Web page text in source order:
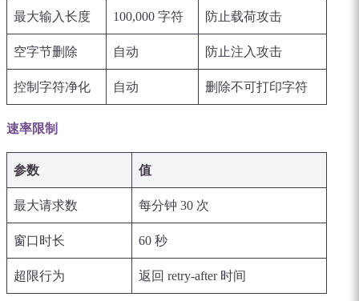
最大输入长度 100,000 字符 防止载荷攻击
空字节删除 自动 防止注入攻击
控制字符净化 自动 删除不可打印字符
速率限制
参数 值
最大请求数 每分钟 30 次
窗口时长 60 秒
超限行为 返回 retry-after 时间